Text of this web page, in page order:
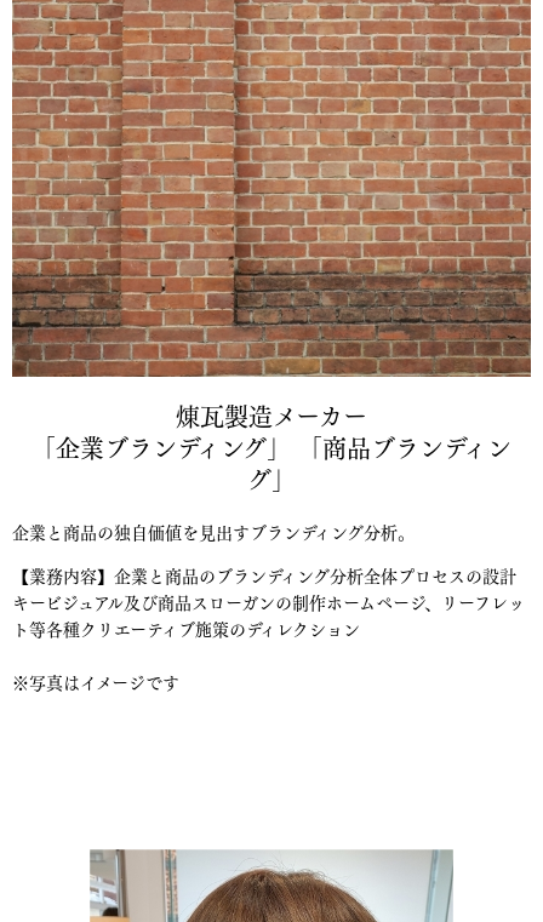
煉瓦製造メーカー
「企業ブランディング」 「商品ブランディン
グ」
企業と商品の独自価値を見出すブランディング分析。
【業務内容】企業と商品のブランディング分析全体プロセスの設計
キービジュアル及び商品スローガンの制作ホームページ、リーフレッ
ト等各種クリエーティブ施策のディレクション
※写真はイメージです